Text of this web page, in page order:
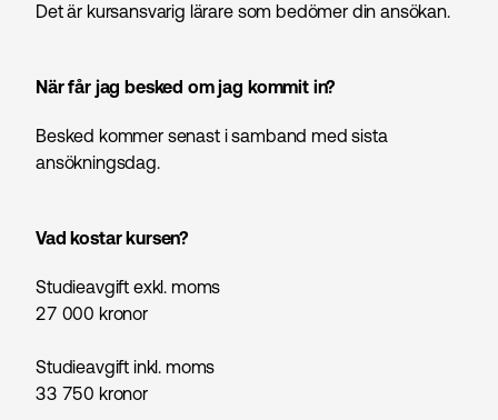
Det är kursansvarig lärare som bedömer din ansökan.
När får jag besked om jag kommit in?
Besked kommer senast i samband med sista
ansökningsdag.
Vad kostar kursen?
Studieavgift exkl. moms
27 000 kronor
Studieavgift inkl. moms
33 750 kronor